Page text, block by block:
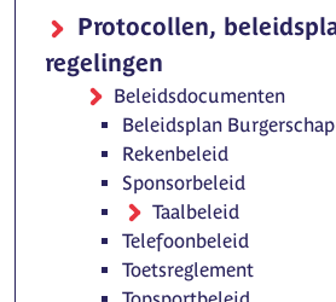
regelingen
Beleidsdocumenten
Beleidsplan Burgerschap
Rekenbeleid
Sponsorbeleid
Taalbeleid
Telefoonbeleid
Toetsreglement